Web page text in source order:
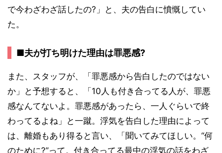
で今わざわざ話したの?」と、夫の告白に憤慨してい
た。
■夫が打ち明けた理由は罪悪感?
また、スタッフが、「罪悪感から告白したのではない
か」と予想すると、「10人も付き合ってる人が、罪悪
感なんてないよ。罪悪感があったら、一人ぐらいで終
わってるよね」と一蹴。浮気を告白した理由によって
は、離婚もあり得ると言い、「聞いてみてほしい。“何
のために?”って。付き合ってる最中の浮気の話をわざ